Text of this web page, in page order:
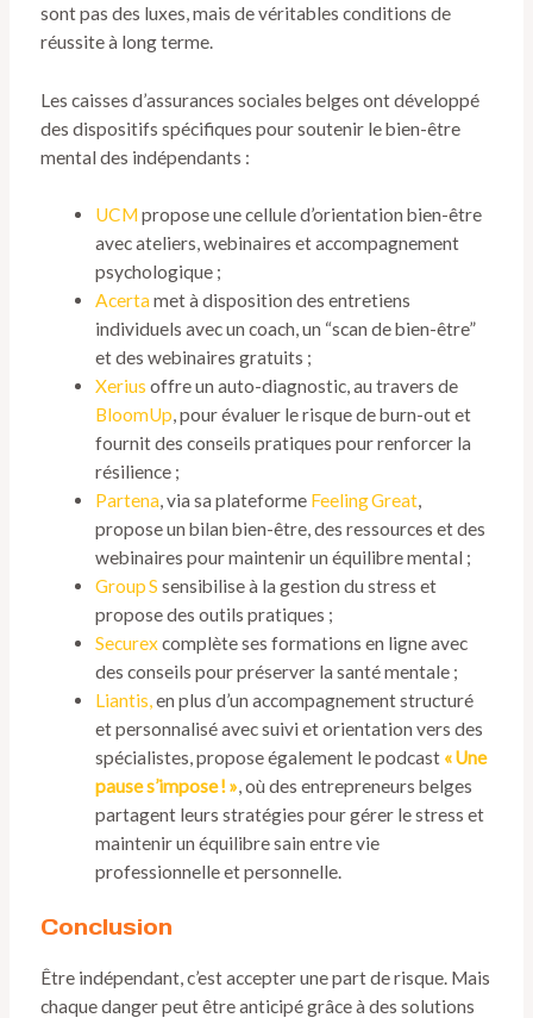
sont pas des luxes, mais de véritables conditions de
réussite à long terme.
Les caisses d’assurances sociales belges ont développé
des dispositifs spécifiques pour soutenir le bien-être
mental des indépendants :
UCMpropose une cellule d’orientation bien-être
avec ateliers, webinaires et accompagnement
psychologique ;
Acertamet à disposition des entretiens
individuels avec un coach, un “scan de bien-être”
et des webinaires gratuits ;
Xerius offre un auto-diagnostic, au travers de
BloomUp, pour évaluer le risque de burn-out et
fournit des conseils pratiques pour renforcer la
résilience ;
Partena, via sa plateforme Feeling Great,
propose un bilan bien-être, des ressources et des
webinaires pour maintenir un équilibre mental ;
Group S sensibilise à la gestion du stress et
propose des outils pratiques ;
Securexcomplète ses formations en ligne avec
des conseils pour préserver la santé mentale ;
Liantis,en plus d’un accompagnement structuré
et personnalisé avec suivi et orientation vers des
spécialistes, propose également le podcast « Une
pause s’impose ! », où des entrepreneurs belges
partagent leurs stratégies pour gérer le stress et
maintenir un équilibre sain entre vie
professionnelle et personnelle.
Conclusion
Être indépendant, c’est accepter une part de risque. Mais
chaque danger peut être anticipé grâce à des solutions